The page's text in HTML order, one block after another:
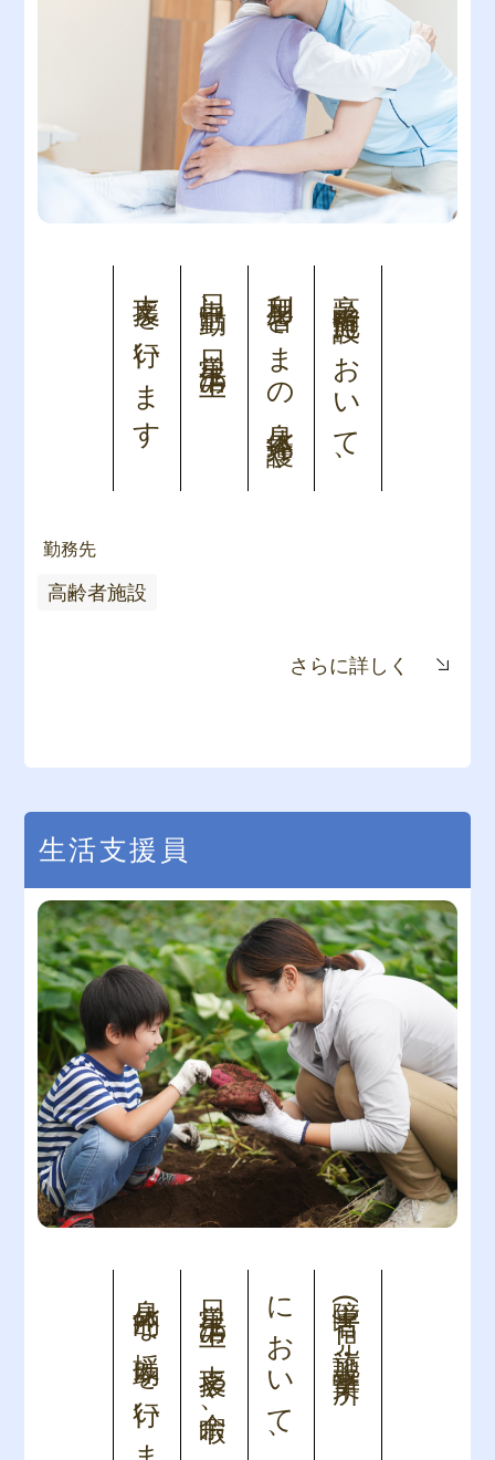
高齢者施設において、
利用者さまの身体介護や
日中活動、日常生活上の
支援を行います
勤務先
高齢者施設
さらに詳しく
生活支援員
障害者(児)施設・事業所
日常生活上の支援や余暇、
身体的な援助を行います